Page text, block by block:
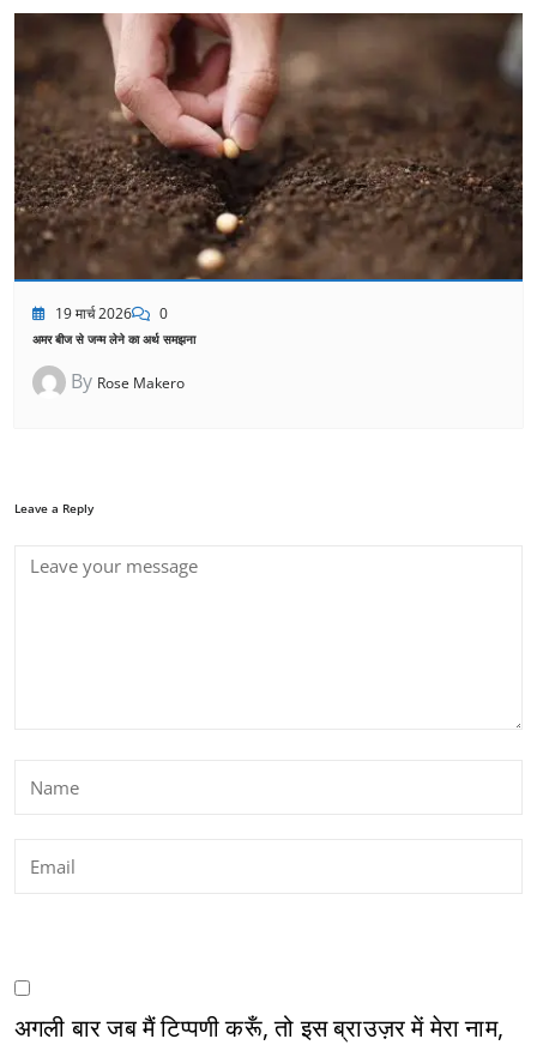
19 मार्च 2026 0
अमर बीज से जन्म लेने का अर्थ समझना
By Rose Makero
Leave a Reply
अगली बार जब मैं टिप्पणी करूँ, तो इस ब्राउज़र में मेरा नाम,